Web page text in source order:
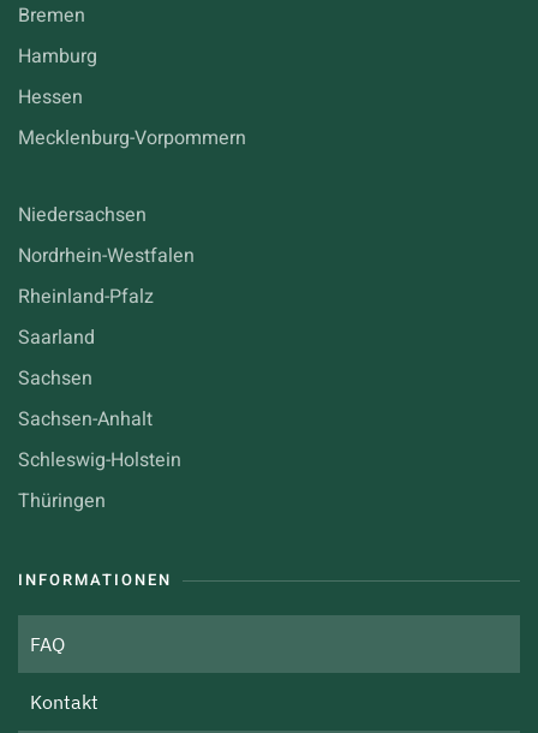
Bremen
Hamburg
Hessen
Mecklenburg-Vorpommern
Niedersachsen
Nordrhein-Westfalen
Rheinland-Pfalz
Saarland
Sachsen
Sachsen-Anhalt
Schleswig-Holstein
Thüringen
INFORMATIONEN
FAQ
Kontakt